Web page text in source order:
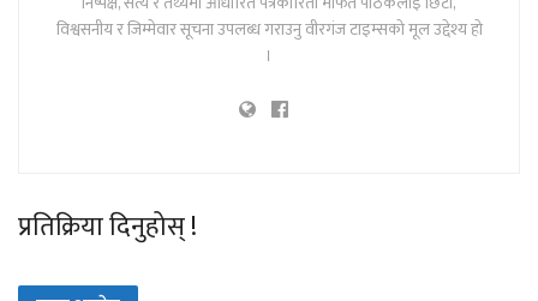
विश्वसनीय र जिम्मेवार सूचना उपलब्ध गराउनु वीरगंज टाइम्सको मूल उद्देश्य हो
।
प्रतिक्रिया दिनुहोस् !